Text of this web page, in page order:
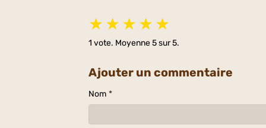
★ ★ ★ ★ ★
1 vote. Moyenne5sur 5.
Ajouter un commentaire
Nom